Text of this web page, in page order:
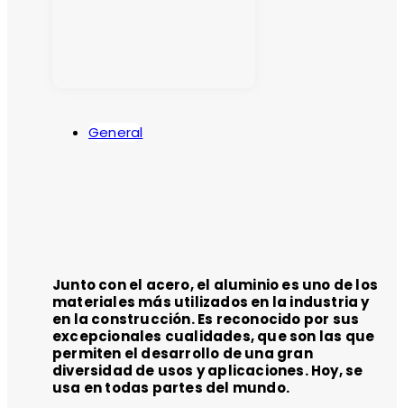
General
Junto con el acero, el aluminio es uno de los
materiales más utilizados en la industria y
en la construcción. Es reconocido por sus
excepcionales cualidades, que son las que
permiten el desarrollo de una gran
diversidad de usos y aplicaciones. Hoy, se
usa en todas partes del mundo.